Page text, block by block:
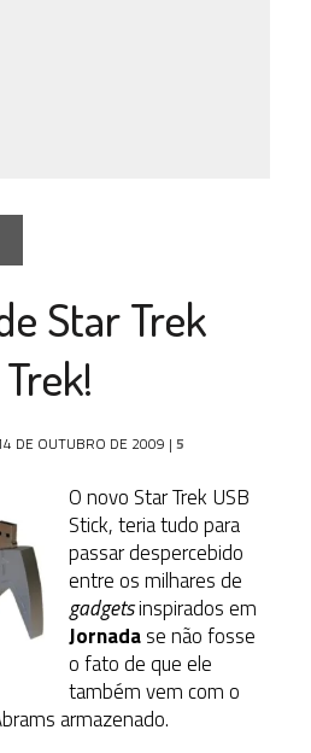
Star Trek
DE OUTUBRO DE 2009 | 5
O novo Star Trek USB
Stick, teria tudo para
passar despercebido
entre os milhares de
gadgetsinspirados em
Jornadase não fosse
o fato de que ele
também vem com o
armazenado.